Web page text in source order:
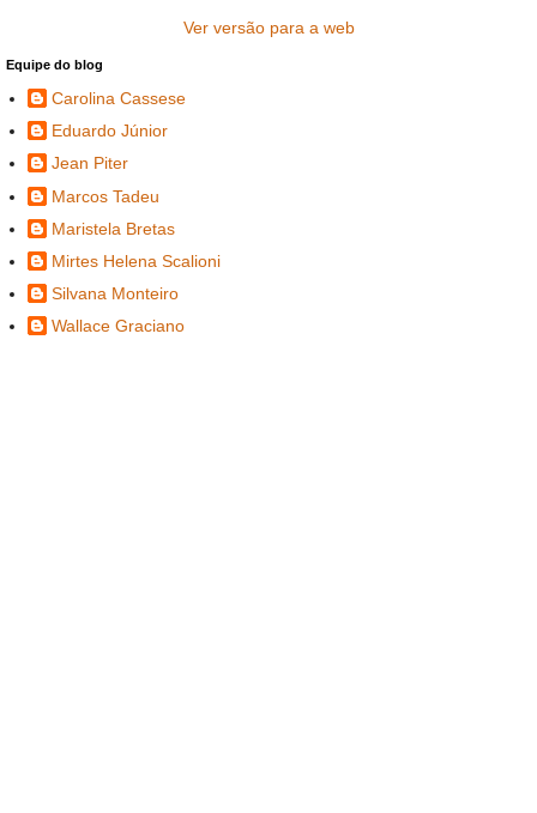
Ver versão para a web
Equipe do blog
Carolina Cassese
Eduardo Júnior
Jean Piter
Marcos Tadeu
Maristela Bretas
Mirtes Helena Scalioni
Silvana Monteiro
Wallace Graciano